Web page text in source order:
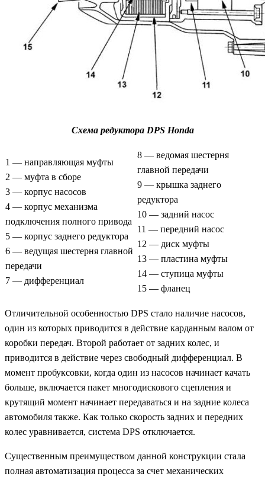
Схема редуктора DPS Honda
1 — направляющая муфты
2 — муфта в сборе
3 — корпус насосов
4 — корпус механизма
подключения полного привода
5 — корпус заднего редуктора
6 — ведущая шестерня главной
передачи
7 — дифференциал
8 — ведомая шестерня
главной передачи
9 — крышка заднего
редуктора
10 — задний насос
11 — передний насос
12 — диск муфты
13 — пластина муфты
14 — ступица муфты
15 — фланец
Отличительной особенностью DPS стало наличие насосов,
один из которых приводится в действие карданным валом от
коробки передач. Второй работает от задних колес, и
приводится в действие через свободный дифференциал. В
момент пробуксовки, когда один из насосов начинает качать
больше, включается пакет многодискового сцепления и
крутящий момент начинает передаваться и на задние колеса
автомобиля также. Как только скорость задних и передних
колес уравнивается, система DPS отключается.
Существенным преимуществом данной конструкции стала
полная автоматизация процесса за счет механических